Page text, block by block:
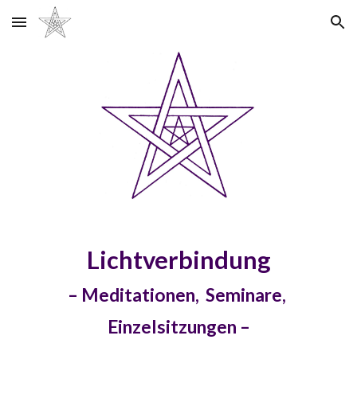
Skip to main content Skip to navigation
Lichtverbindung
– Meditationen, Seminare,
Einzelsitzungen –